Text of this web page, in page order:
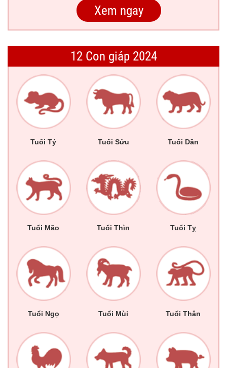
12 Con giáp 2024
Tuổi Tý Tuổi Sửu Tuổi Dần
Tuổi Mão Tuổi Thìn Tuổi Tỵ
Tuổi Ngọ Tuổi Mùi Tuổi Thân